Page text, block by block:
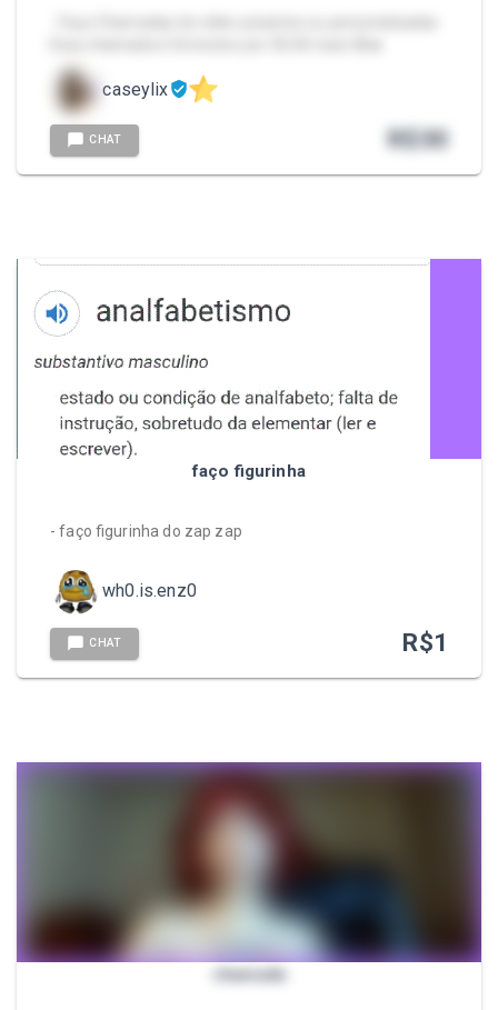
caseylix
CHAT R$30
faço figurinha
- faço figurinha do zap zap
wh0.is.enz0
CHAT R$1
chamada